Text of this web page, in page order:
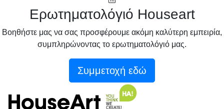
Ερωτηματολόγιό Houseart
Βοηθήστε μας να σας προσφέρουμε ακόμη καλύτερη εμπειρία,
συμπληρώνοντας το ερωτηματολόγιό μας.
Συμμετοχή εδώ